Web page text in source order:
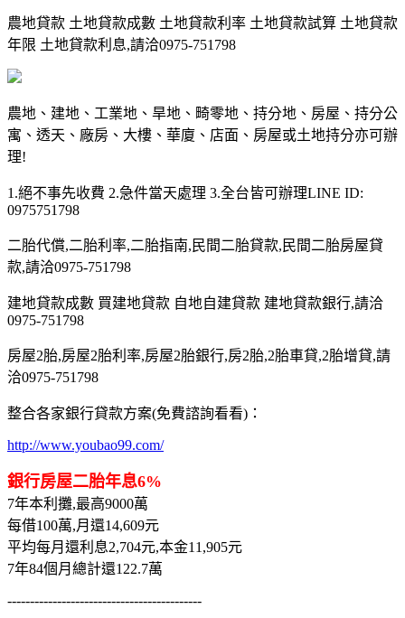
農地貸款 土地貸款成數 土地貸款利率 土地貸款試算 土地貸款
年限 土地貸款利息,請洽0975-751798
農地、建地、工業地、旱地、畸零地、持分地、房屋、持分公
寓、透天、廠房、大樓、華廈、店面、房屋或土地持分亦可辦
理!
1.絕不事先收費 2.急件當天處理 3.全台皆可辦理LINE ID:
0975751798
二胎代償,二胎利率,二胎指南,民間二胎貸款,民間二胎房屋貸
款,請洽0975-751798
建地貸款成數 買建地貸款 自地自建貸款 建地貸款銀行,請洽
0975-751798
房屋2胎,房屋2胎利率,房屋2胎銀行,房2胎,2胎車貸,2胎增貸,請
洽0975-751798
整合各家銀行貸款方案(免費諮詢看看)：
http://www.youbao99.com/
銀行房屋二胎年息6%
7年本利攤,最高9000萬
每借100萬,月還14,609元
平均每月還利息2,704元,本金11,905元
7年84個月總計還122.7萬
-------------------------------------------